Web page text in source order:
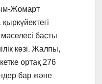
Жомарт
басты
көзі. Жалпы,
ортақ 276
бар және